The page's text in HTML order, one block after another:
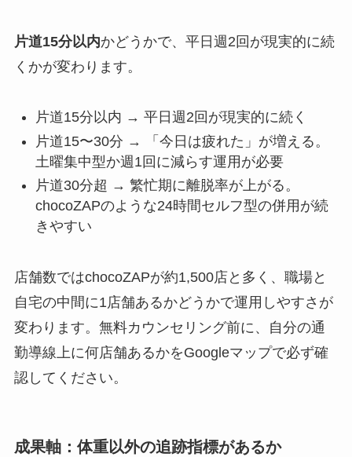
片道15分以内かどうかで、平日週2回が現実的に続
くかが変わります。
片道15分以内 → 平日週2回が現実的に続く
片道15〜30分 → 「今日は疲れた」が増える。
土曜集中型か週1回に減らす運用が必要
片道30分超 → 繁忙期に離脱率が上がる。
chocoZAPのような24時間セルフ型の併用が続
きやすい
店舗数ではchocoZAPが約1,500店と多く、職場と
自宅の中間に1店舗あるかどうかで運用しやすさが
変わります。無料カウンセリング前に、自分の通
勤導線上に何店舗あるかをGoogleマップで必ず確
認してください。
成果軸：体重以外の追跡指標があるか